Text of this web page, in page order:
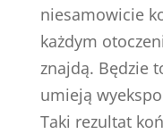
niesamowicie
każdym
znajdą. Będzie
umieją
Taki rezultat